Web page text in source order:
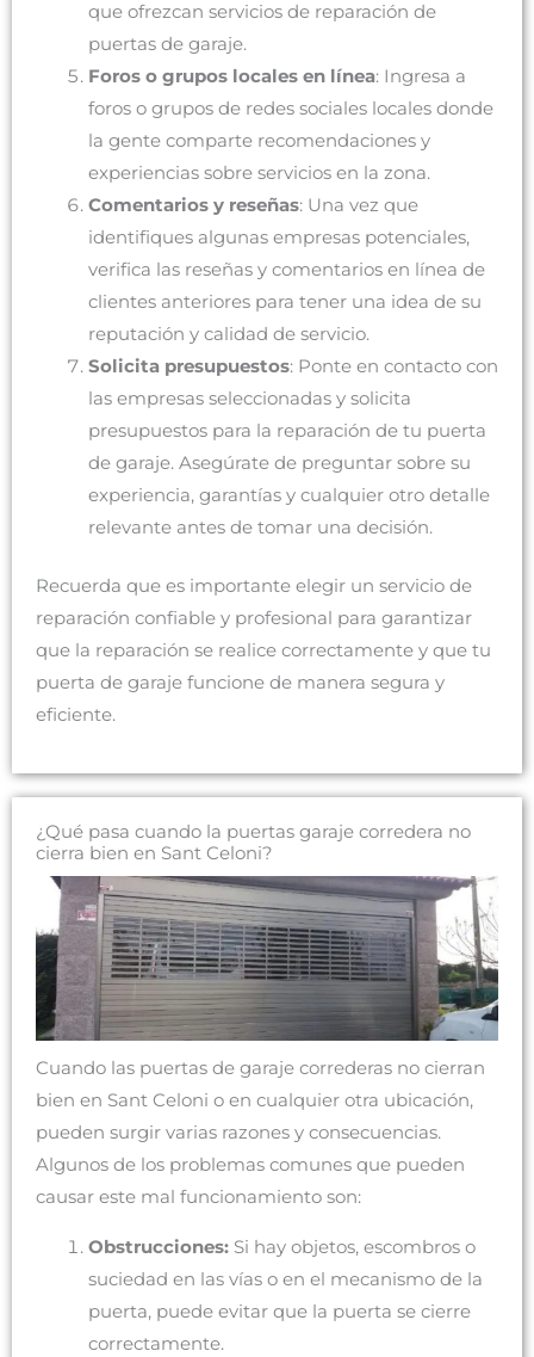
que ofrezcan servicios de reparación de
puertas de garaje.
Foros o grupos locales en línea: Ingresa a
foros o grupos de redes sociales locales donde
la gente comparte recomendaciones y
experiencias sobre servicios en la zona.
Comentarios y reseñas: Una vez que
identifiques algunas empresas potenciales,
verifica las reseñas y comentarios en línea de
clientes anteriores para tener una idea de su
reputación y calidad de servicio.
Solicita presupuestos: Ponte en contacto con
las empresas seleccionadas y solicita
presupuestos para la reparación de tu puerta
de garaje. Asegúrate de preguntar sobre su
experiencia, garantías y cualquier otro detalle
relevante antes de tomar una decisión.
Recuerda que es importante elegir un servicio de
reparación confiable y profesional para garantizar
que la reparación se realice correctamente y que tu
puerta de garaje funcione de manera segura y
eficiente.
¿Qué pasa cuando la puertas garaje corredera no
cierra bien en Sant Celoni?
Cuando las puertas de garaje correderas no cierran
bien en Sant Celoni o en cualquier otra ubicación,
pueden surgir varias razones y consecuencias.
Algunos de los problemas comunes que pueden
causar este mal funcionamiento son:
Obstrucciones:Si hay objetos, escombros o
suciedad en las vías o en el mecanismo de la
puerta, puede evitar que la puerta se cierre
correctamente.